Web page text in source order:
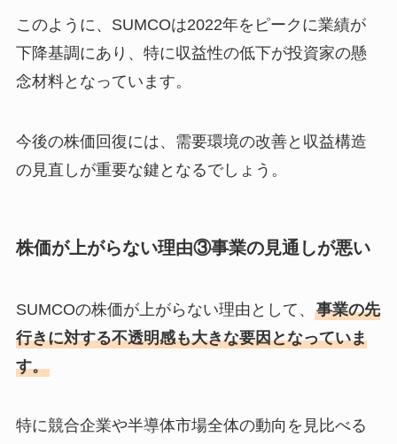
このように、SUMCOは2022年をピークに業績が
下降基調にあり、特に収益性の低下が投資家の懸
念材料となっています。
今後の株価回復には、需要環境の改善と収益構造
の見直しが重要な鍵となるでしょう。
株価が上がらない理由③事業の見通しが悪い
SUMCOの株価が上がらない理由として、 事業の先
行きに対する不透明感も大きな要因となっていま
す。
特に競合企業や半導体市場全体の動向を見比べる